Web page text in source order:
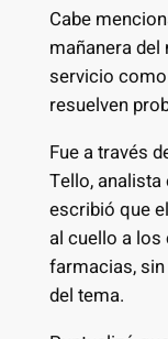
Cabe
mañanera
servicio
resuelven
Fue a través
Tello,
escribió que
al cuello a
farmacias,
del tema.